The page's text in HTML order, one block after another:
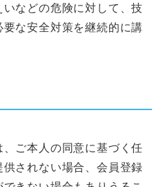
などの危険に対して、技
な安全対策を継続的に講
ご本人の同意に基づく任
されない場合、会員登録